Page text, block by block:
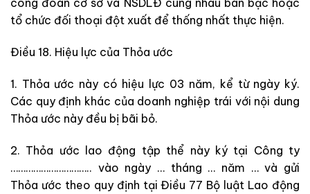
công đoàn cơ sở và NSDLĐ cùng nhau bàn bạc hoặc
tổ chức đối thoại đột xuất để thống nhất thực hiện.
Điều 18. Hiệu lực của Thỏa ước
1. Thỏa ước này có hiệu lực 03 năm, kể từ ngày ký.
Các quy định khác của doanh nghiệp trái với nội dung
Thỏa ước này đều bị bãi bỏ.
2. Thỏa ước lao động tập thể này ký tại Công ty
………………………….. vào ngày … tháng … năm … và gửi
Thỏa ước theo quy định tại Điều 77 Bộ luật Lao động